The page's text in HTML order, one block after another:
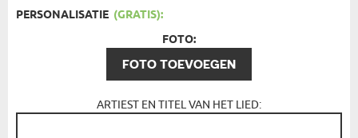
PERSONALISATIE (GRATIS):
FOTO:
FOTO TOEVOEGEN
ARTIEST EN TITEL VAN HET LIED: